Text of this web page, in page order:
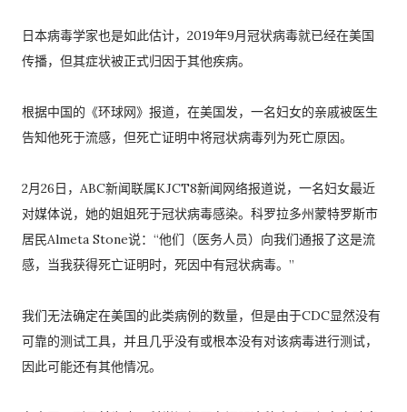
日本病毒学家也是如此估计，2019年9月冠状病毒就已经在美国
传播，但其症状被正式归因于其他疾病。
根据中国的《环球网》报道，在美国发，一名妇女的亲戚被医生
告知他死于流感，但死亡证明中将冠状病毒列为死亡原因。
2月26日，ABC新闻联属KJCT8新闻网络报道说，一名妇女最近
对媒体说，她的姐姐死于冠状病毒感染。科罗拉多州蒙特罗斯市
居民Almeta Stone说：“他们（医务人员）向我们通报了这是流
感，当我获得死亡证明时，死因中有冠状病毒。”
我们无法确定在美国的此类病例的数量，但是由于CDC显然没有
可靠的测试工具，并且几乎没有或根本没有对该病毒进行测试，
因此可能还有其他情况。